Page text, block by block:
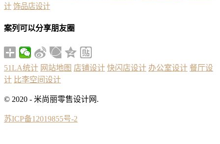
计 饰品店设计
案列可以分享朋友圈
51LA统计 网站地图 店铺设计 快闪店设计 办公室设计 餐厅设
计 比李空间设计
© 2020 - 米尚丽零售设计网.
苏ICP备12019855号-2